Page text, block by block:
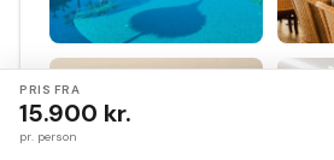
PRIS FRA
15.900 kr.
pr. person
Konkurrence